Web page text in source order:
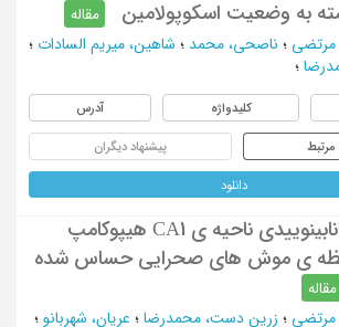
به وضعیت اسکوپولامین
مقاله
مرتضی ؛ ناصحی، محمد ؛ شاهین، میریم السادات ؛
؛
کلیدواژه آدرس
مرتبط پیشنهاد دیگران
دانلود
اثر سیستم کانابینوییدی ناحیه ی CA1 هیپوکامپ
ی موش های صحرایی حساس شده
مقاله
مرتضی ؛ زرین دست، محمدرضا ؛ عریان، شهربانو ؛